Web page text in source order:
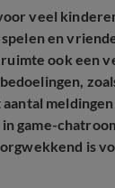
veel
en
ook een
game-
is